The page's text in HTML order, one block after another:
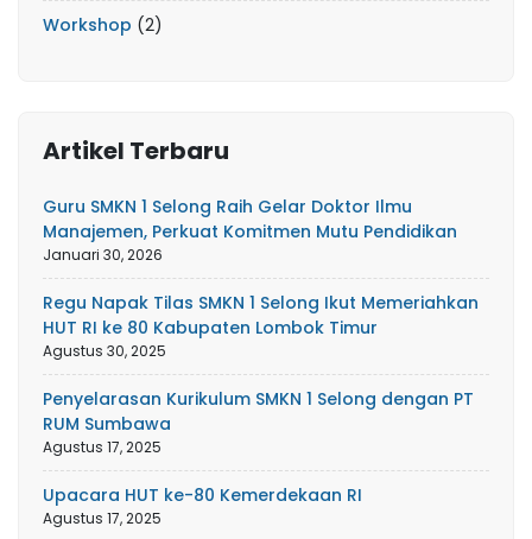
Workshop (2)
Artikel Terbaru
Guru SMKN 1 Selong Raih Gelar Doktor Ilmu
Manajemen, Perkuat Komitmen Mutu Pendidikan
Januari 30, 2026
Regu Napak Tilas SMKN 1 Selong Ikut Memeriahkan
HUT RI ke 80 Kabupaten Lombok Timur
Agustus 30, 2025
Penyelarasan Kurikulum SMKN 1 Selong dengan PT
RUM Sumbawa
Agustus 17, 2025
Upacara HUT ke-80 Kemerdekaan RI
Agustus 17, 2025